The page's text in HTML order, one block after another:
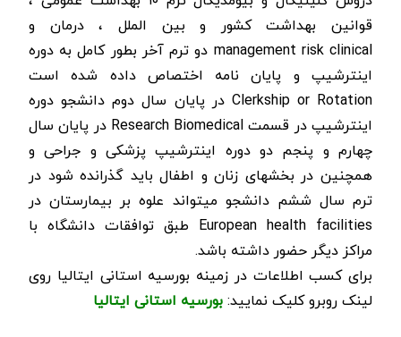
قوانین بهداشت کشور و بین الملل ، درمان و
management risk clinical دو ترم آخر بطور کامل به دوره
اینترشیپ و پایان نامه اختصاص داده شده است
Clerkship or Rotation در پایان سال دوم دانشجو دوره
اینترشیپ در قسمت Research Biomedical در پایان سال
چهارم و پنجم دو دوره اینترشیپ پزشکی و جراحی و
همچنین در بخشهای زنان و اطفال باید گذرانده شود در
ترم سال ششم دانشجو میتواند علوه بر بیمارستان در
European health facilities طبق توافقات دانشگاه با
مراکز دیگر حضور داشته باشد.
برای کسب اطلاعات در زمینه بورسیه استانی ایتالیا روی
لینک روبرو کلیک نمایید:بورسیه استانی ایتالیا